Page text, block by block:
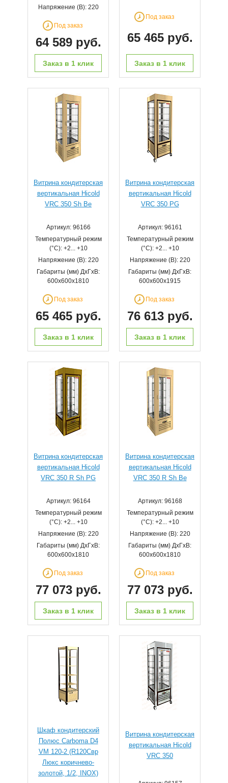
Напряжение (В): 220
Под заказ
64 589 руб.
Заказ в 1 клик
Под заказ
65 465 руб.
Заказ в 1 клик
Витрина кондитерская
вертикальная Hicold
VRC 350 Sh Be
Артикул: 96166
Температурный режим
(°С): +2... +10
Напряжение (В): 220
Габариты (мм) ДхГхВ:
600х600х1810
Под заказ
65 465 руб.
Заказ в 1 клик
Витрина кондитерская
вертикальная Hicold
VRC 350 PG
Артикул: 96161
Температурный режим
(°С): +2... +10
Напряжение (В): 220
Габариты (мм) ДхГхВ:
600х600х1915
Под заказ
76 613 руб.
Заказ в 1 клик
Витрина кондитерская
вертикальная Hicold
VRC 350 R Sh PG
Артикул: 96164
Температурный режим
(°С): +2... +10
Напряжение (В): 220
Габариты (мм) ДхГхВ:
600х600х1810
Под заказ
77 073 руб.
Заказ в 1 клик
Витрина кондитерская
вертикальная Hicold
VRC 350 R Sh Be
Артикул: 96168
Температурный режим
(°С): +2... +10
Напряжение (В): 220
Габариты (мм) ДхГхВ:
600х600х1810
Под заказ
77 073 руб.
Заказ в 1 клик
Шкаф кондитерский
Полюс Carboma D4
VM 120-2 (R120Cвр
Люкс коричнево-
золотой, 1/2, INOX)
Витрина кондитерская
вертикальная Hicold
VRC 350